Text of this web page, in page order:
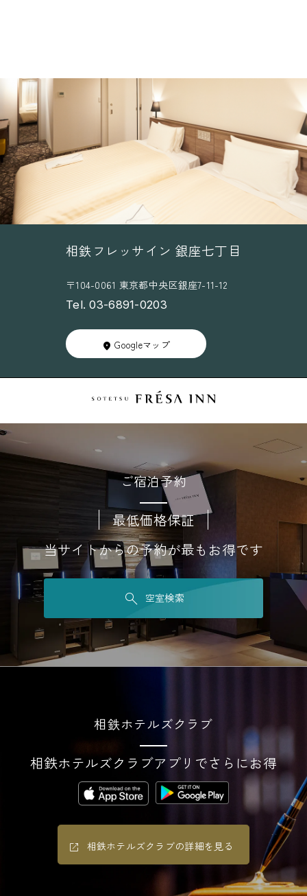
相鉄フレッサイン 銀座七丁目
〒104-0061 東京都中央区銀座7-11-12
Tel. 03-6891-0203
Googleマップ
ご宿泊予約
最低価格保証
当サイトからの予約が最もお得です
空室検索
相鉄ホテルズクラブ
相鉄ホテルズクラブアプリでさらにお得
相鉄ホテルズクラブの詳細を見る